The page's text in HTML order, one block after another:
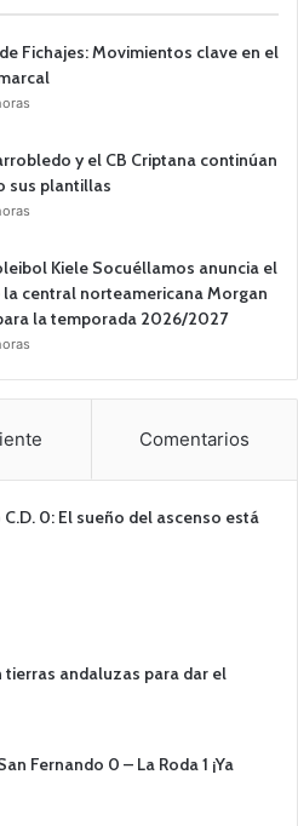
Fichajes: Movimientos clave en el
y el CB Criptana continúan
sus plantillas
Kiele Socuéllamos anuncia el
la central norteamericana Morgan
la temporada 2026/2027
Comentarios
C.D. 0: El sueño del ascenso está
andaluzas para dar el
Fernando 0 – La Roda 1 ¡Ya